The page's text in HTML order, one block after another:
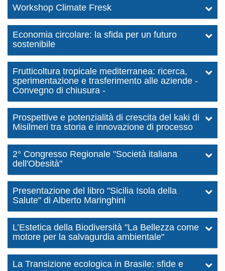
Workshop Climate Fresk
Economia circolare: la sfida per un futuro
sostenibile
Frutticoltura tropicale mediterranea: ricerca,
sperimentazione e trasferimento alle aziende -
Convegno di chiusura -
Prospettive e potenzialità di crescita del kaki di
Misilmeri tra storia e innovazione di processo
2° Congresso Regionale "Società italiana
dell'Obesità"
Presentazione del libro "Sicilia Isola della
Salute" di Alberto Maringhini
L’Estetica della Biodiversità "La Bellezza come
motore per la salvagurdia ambientale"
La Transizione ecologica in Brasile: sfide e